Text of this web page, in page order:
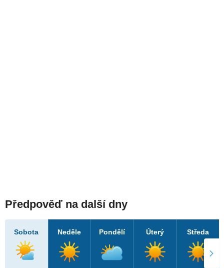
Předpověď na další dny
Sobota Neděle Pondělí Úterý Středa